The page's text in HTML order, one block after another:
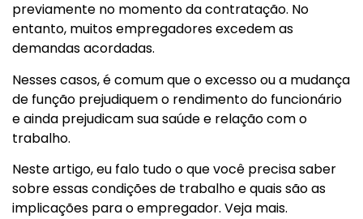
previamente no momento da contratação. No
entanto, muitos empregadores excedem as
demandas acordadas.
Nesses casos, é comum que o excesso ou a mudança
de função prejudiquem o rendimento do funcionário
e ainda prejudicam sua saúde e relação com o
trabalho.
Neste artigo, eu falo tudo o que você precisa saber
sobre essas condições de trabalho e quais são as
implicações para o empregador. Veja mais.